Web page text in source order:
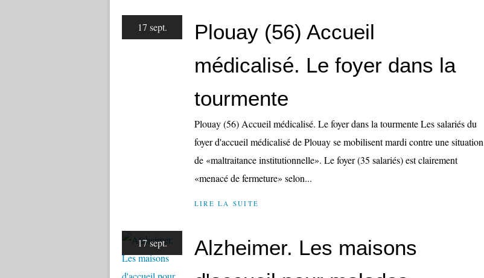
17 sept.
Plouay (56) Accueil
médicalisé. Le foyer dans la
tourmente
Plouay (56) Accueil médicalisé. Le foyer dans la tourmente Les salariés du
foyer d'accueil médicalisé de Plouay se mobilisent mardi contre une situation
de «maltraitance institutionnelle». Le foyer (35 salariés) est clairement
«menacé de fermeture» selon...
LIRE LA SUITE
17 sept.
Alzheimer. Les maisons